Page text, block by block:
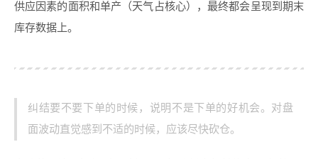
供应因素的面积和单产（天气占核心），最终都会呈现到期末
库存数据上。
纠结要不要下单的时候，说明不是下单的好机会。对盘
面波动直觉感到不适的时候，应该尽快砍仓。